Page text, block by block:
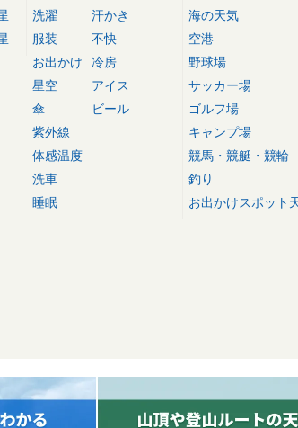
洗濯
服装
お出かけ
星空
傘
紫外線
体感温度
洗車
睡眠
汗かき
不快
冷房
アイス
ビール
海の天気
空港
野球場
サッカー場
ゴルフ場
キャンプ場
競馬・競艇・競輪
釣り
お出かけスポット